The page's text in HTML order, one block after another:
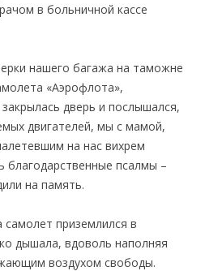
в больничной кассе
нашего багажа на таможне
«Аэрофлота»,
дверь и послышался,
двигателей, мы с мамой,
на нас вихрем
благодарственные псалмы –
на память.
самолет приземлился в
дышала, вдоволь наполняя
воздухом свободы.